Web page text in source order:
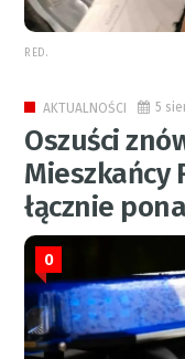
RED.
AKTUALNOŚCI 5
Oszuści
Mieszkańcy
łącznie
0